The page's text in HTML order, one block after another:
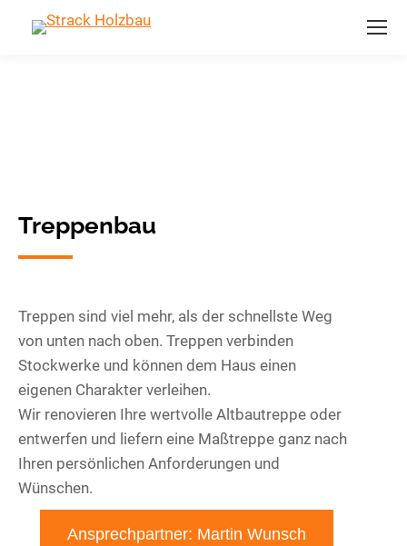
Treppenbau
Treppen sind viel mehr, als der schnellste Weg
von unten nach oben. Treppen verbinden
Stockwerke und können dem Haus einen
eigenen Charakter verleihen.
Wir renovieren Ihre wertvolle Altbautreppe oder
entwerfen und liefern eine Maßtreppe ganz nach
Ihren persönlichen Anforderungen und
Wünschen.
Ansprechpartner: Martin Wunsch